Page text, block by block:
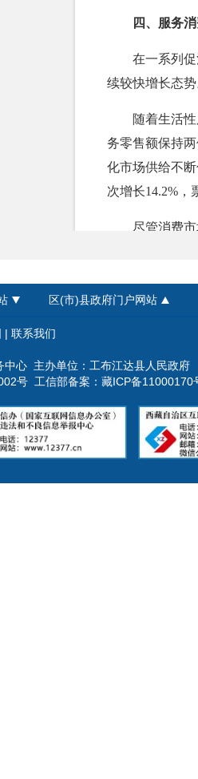
四、服务
在一系列
续较快增长态
随着生活
务零售额保持
化市场供给不
次增长14.2%，
尽管消费
区(市)县政府门户网站
| 联系我们
中心 主办单位：工布江达县人民政府
号 工信部备案： 藏ICP备11000170